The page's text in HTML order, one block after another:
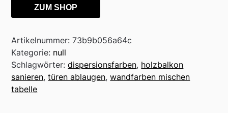
ZUM SHOP
Artikelnummer:73b9b056a64c
Kategorie: null
Schlagwörter:dispersionsfarben, holzbalkon
sanieren,türen ablaugen,wandfarben mischen
tabelle